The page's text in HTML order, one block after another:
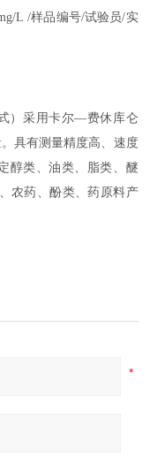
L /样品编号/试验员/实
） 采用卡尔—费休库仑
具有测量精度高、速度
醇类、油类、脂类、醚
农药、酚类、药原料产